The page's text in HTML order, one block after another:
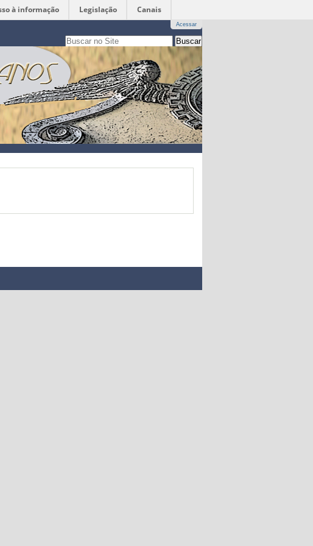
à informação Legislação Canais
Acessar
Busca
apenas nesta seção
Busca
Avançada…